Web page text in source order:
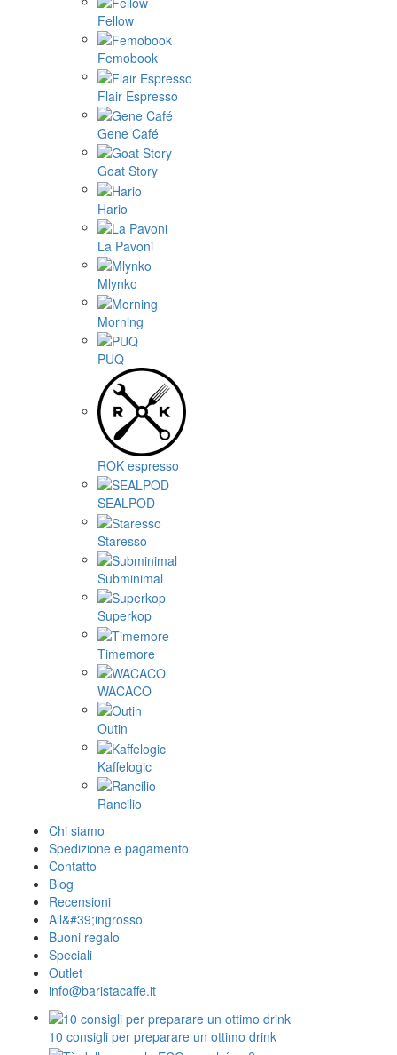
Fellow
Femobook
Flair Espresso
Gene Café
Goat Story
Hario
La Pavoni
Mlynko
Morning
PUQ
ROK espresso
SEALPOD
Staresso
Subminimal
Superkop
Timemore
WACACO
Outin
Kaffelogic
Rancilio
Chi siamo
Spedizione e pagamento
Contatto
Blog
Recensioni
All&#39;ingrosso
Buoni regalo
Speciali
Outlet
info@baristacaffe.it
10 consigli per preparare un ottimo drink